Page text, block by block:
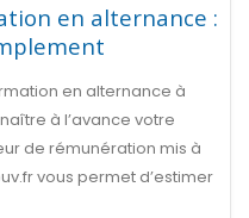
en alternance :
en alternance à
à l’avance votre
de rémunération mis à
vous permet d’estimer